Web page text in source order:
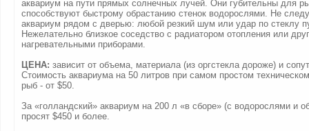
аквариум на пути прямых солнечных лучей. Они губительны для
способствуют быстрому обрастанию стенок водорослями. Не
аквариум рядом с дверью: любой резкий шум или удар по стеклу
Нежелательно близкое соседство с радиатором отопления или
нагревательными приборами.
ЦЕНА: зависит от объема, материала (из оргстекла дороже) и
Стоимость аквариума на 50 литров при самом простом
рыб - от $50.
За «голландский» аквариум на 200 л «в сборе» (с водорослями и
просят $450 и более.